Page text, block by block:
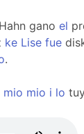
gano el
ke Lise fue
.
mio mio i lo